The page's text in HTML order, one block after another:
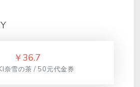
￥ 36.7
奈雪の茶 / 50元代金券